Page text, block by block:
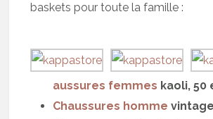
baskets pour toute la famille :
aussures femmes kaoli, 50
Chaussures homme